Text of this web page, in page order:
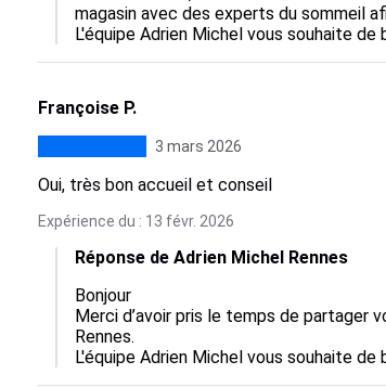
magasin avec des experts du sommeil
L'équipe Adrien Michel vous souhaite de
Françoise P.
3 mars 2026
Oui, très bon accueil et conseil
Expérience du : 13 févr. 2026
Réponse de Adrien Michel Rennes
Bonjour
Merci d’avoir pris le temps de partager
Rennes.
L'équipe Adrien Michel vous souhaite de